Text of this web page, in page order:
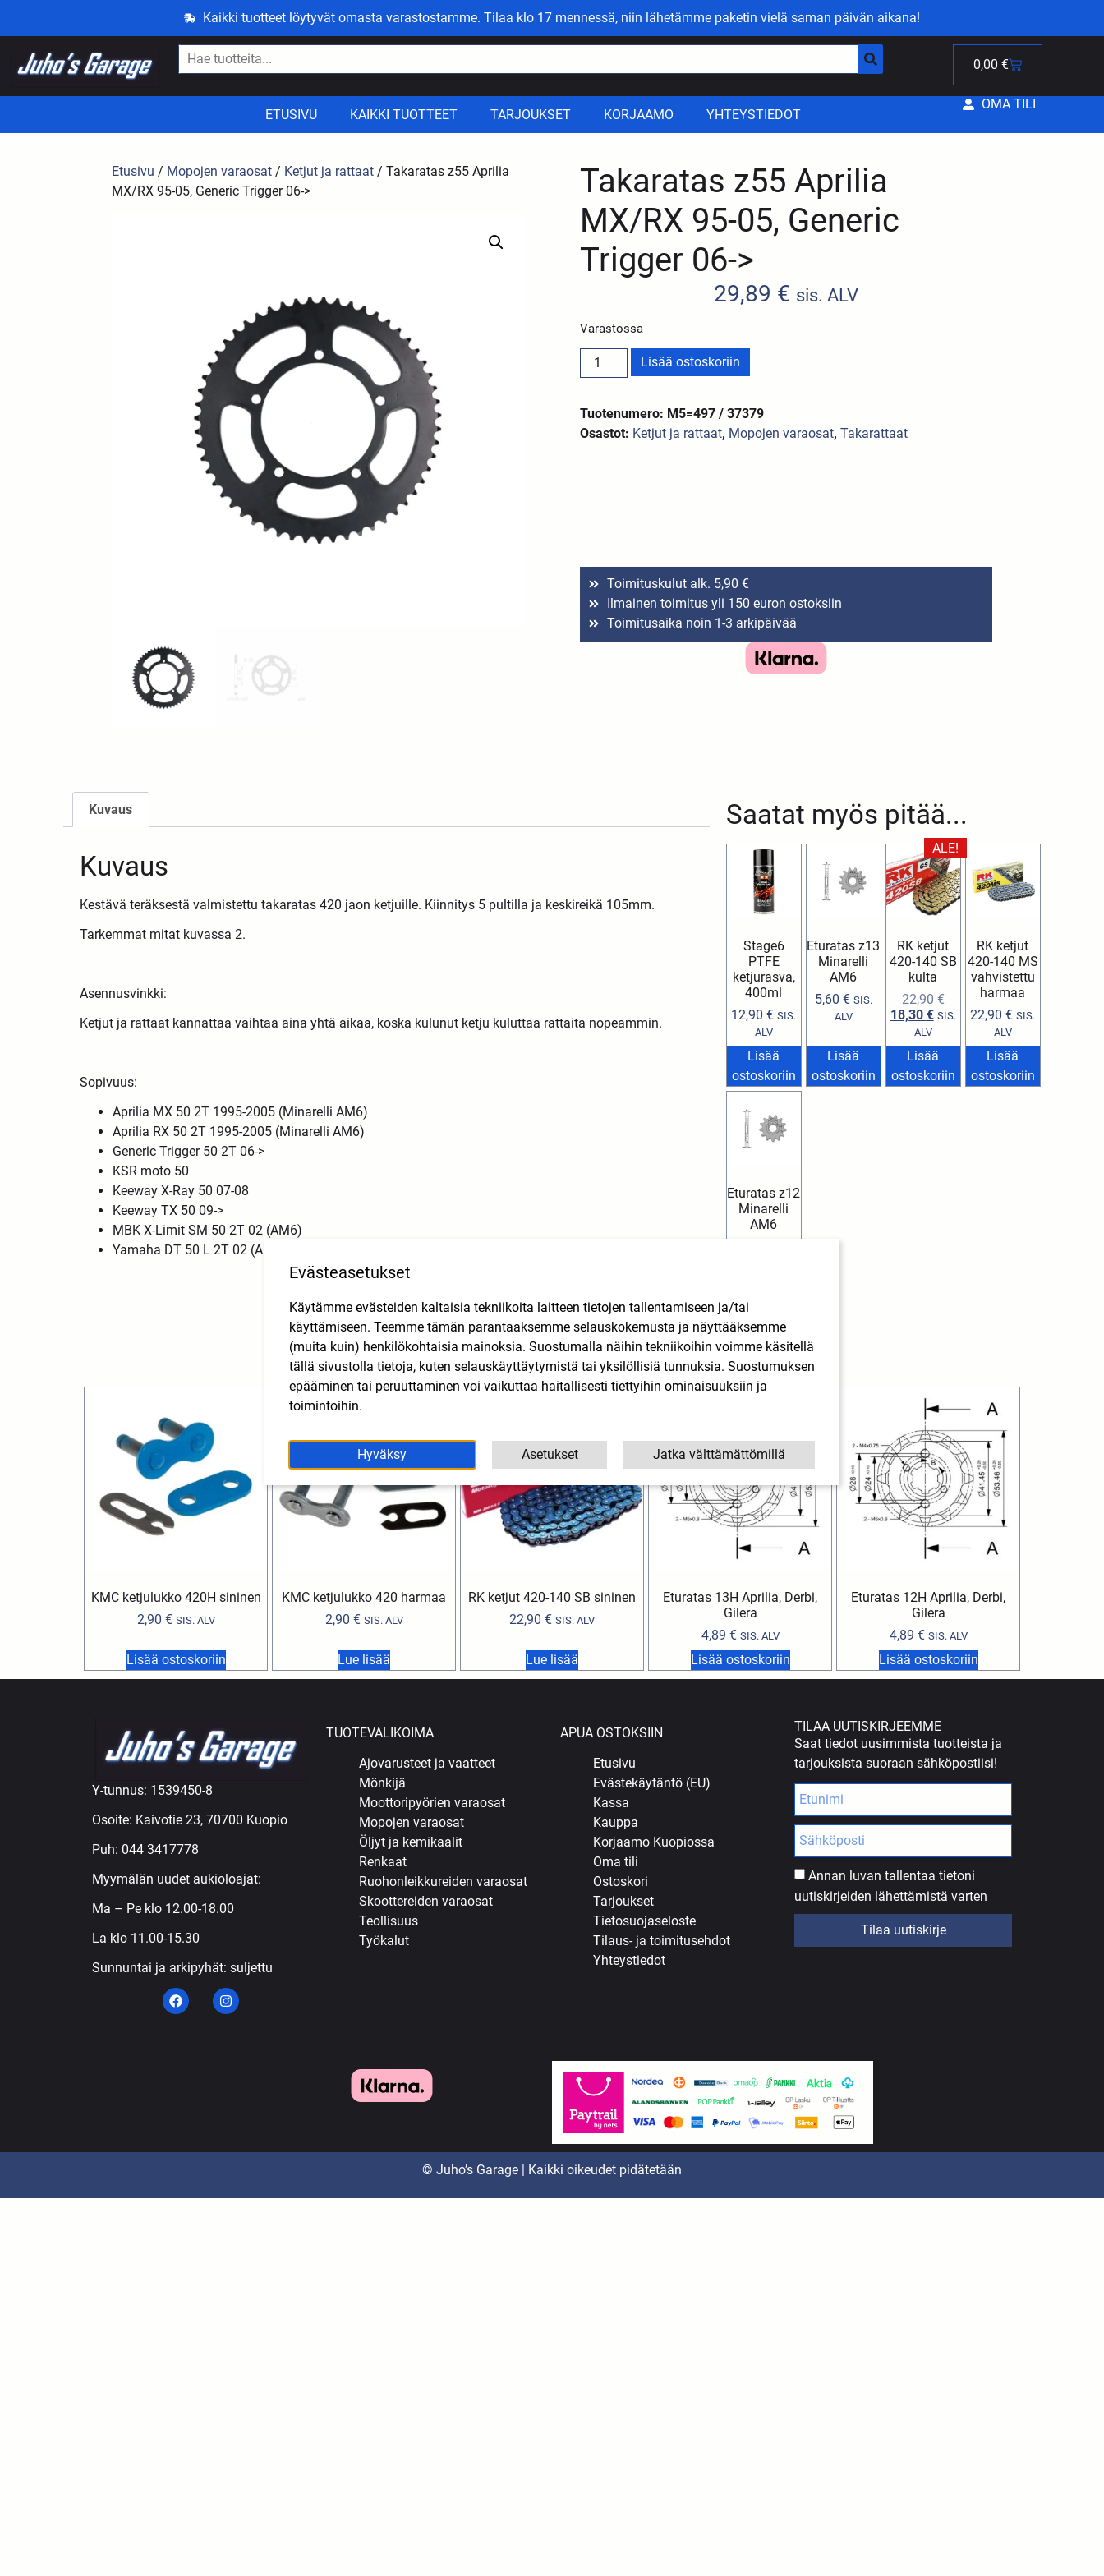
Kaikki tuotteet löytyvät omasta varastostamme. Tilaa klo 17 mennessä, niin lähetämme paketin vielä saman päivän aikana!
0,00 €
ETUSIVU KAIKKI TUOTTEET TARJOUKSET KORJAAMO YHTEYSTIEDOT
OMA TILI
Etusivu / Mopojen varaosat / Ketjut ja rattaat / Takaratas z55 Aprilia
MX/RX 95-05, Generic Trigger 06->
Takaratas z55 Aprilia
MX/RX 95-05, Generic
Trigger 06->
29,89 € sis. ALV
Varastossa
Lisää ostoskoriin
Tuotenumero: M5=497 / 37379
Osastot: Ketjut ja rattaat, Mopojen varaosat,Takarattaat
Toimituskulut alk. 5,90 €
Ilmainen toimitus yli 150 euron ostoksiin
Toimitusaika noin 1-3 arkipäivää
Saatat myös pitää...
Stage6
PTFE
ketjurasva,
400ml
12,90€ SIS.
ALV
Lisää
ostoskoriin
Eturatas z13
Minarelli
AM6
5,60 € SIS.
ALV
Lisää
ostoskoriin
ALE!
RK ketjut
420-140 SB
kulta
22,90€
18,30 € SIS.
ALV
Lisää
ostoskoriin
RK ketjut
420-140 MS
vahvistettu
harmaa
22,90€ SIS.
ALV
Lisää
ostoskoriin
Eturatas z12
Minarelli
AM6
ostoskoriin
Kuvaus
Kuvaus
Kestävä teräksestä valmistettu takaratas 420 jaon ketjuille. Kiinnitys 5 pultilla ja keskireikä 105mm.
Tarkemmat mitat kuvassa 2.
Asennusvinkki:
Ketjut ja rattaat kannattaa vaihtaa aina yhtä aikaa, koska kulunut ketju kuluttaa rattaita nopeammin.
Sopivuus:
Aprilia MX 50 2T 1995-2005 (Minarelli AM6)
Aprilia RX 50 2T 1995-2005 (Minarelli AM6)
Generic Trigger 50 2T 06->
KSR moto 50
Keeway X-Ray 50 07-08
Keeway TX 50 09->
MBK X-Limit SM 50 2T 02 (AM6)
Yamaha DT 50 L 2T 02 (AM6)
Tutustu myös
KMC ketjulukko 420H sininen
2,90 € SIS. ALV
Lisää ostoskoriin
KMC ketjulukko 420 harmaa
2,90 € SIS. ALV
Lue lisää
RK ketjut 420-140 SB sininen
22,90 € SIS. ALV
Lue lisää
Eturatas 13H Aprilia, Derbi,
Gilera
4,89 € SIS. ALV
Lisää ostoskoriin
Eturatas 12H Aprilia, Derbi,
Gilera
4,89 € SIS. ALV
Lisää ostoskoriin
Y-tunnus: 1539450-8
Osoite: Kaivotie 23, 70700 Kuopio
Puh: 044 3417778
Myymälän uudet aukioloajat:
Ma – Pe klo 12.00-18.00
La klo 11.00-15.30
Sunnuntai ja arkipyhät: suljettu
TUOTEVALIKOIMA
Ajovarusteet ja vaatteet
Mönkijä
Moottoripyörien varaosat
Mopojen varaosat
Öljyt ja kemikaalit
Renkaat
Ruohonleikkureiden varaosat
Skoottereiden varaosat
Teollisuus
Työkalut
APUA OSTOKSIIN
Etusivu
Evästekäytäntö (EU)
Kassa
Kauppa
Korjaamo Kuopiossa
Oma tili
Ostoskori
Tarjoukset
Tietosuojaseloste
Tilaus- ja toimitusehdot
Yhteystiedot
TILAA UUTISKIRJEEMME
Saat tiedot uusimmista tuotteista ja
tarjouksista suoraan sähköpostiisi!
Annan luvan tallentaa tietoni
uutiskirjeiden lähettämistä varten
Tilaa uutiskirje
© Juho’s Garage | Kaikki oikeudet pidätetään
Evästeasetukset
Käytämme evästeiden kaltaisia tekniikoita laitteen tietojen tallentamiseen ja/tai
käyttämiseen. Teemme tämän parantaaksemme selauskokemusta ja näyttääksemme
(muita kuin) henkilökohtaisia mainoksia. Suostumalla näihin tekniikoihin voimme käsitellä
tällä sivustolla tietoja, kuten selauskäyttäytymistä tai yksilöllisiä tunnuksia. Suostumuksen
epääminen tai peruuttaminen voi vaikuttaa haitallisesti tiettyihin ominaisuuksiin ja
toimintoihin.
Hyväksy Asetukset Jatka välttämättömillä